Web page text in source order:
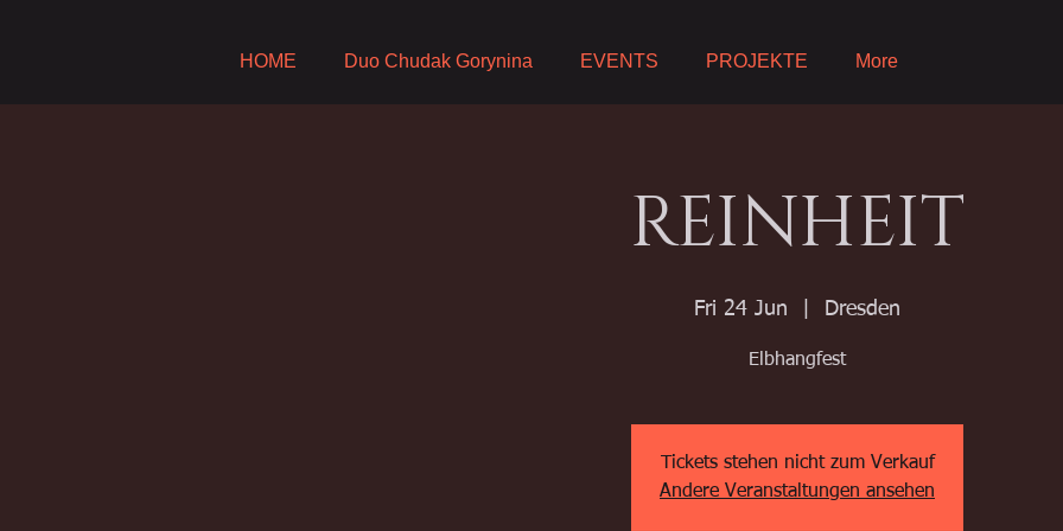
HOME Duo Chudak Gorynina EVENTS PROJEKTE More
REINHEIT
Fri 24 Jun Dresden
Elbhangfest
Tickets stehen nicht zum Verkauf
Andere Veranstaltungen ansehen